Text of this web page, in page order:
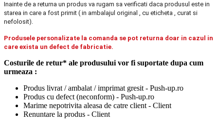
Inainte de a returna un produs va rugam sa verificati daca produsul este in
starea in care a fost primit ( in ambalajul original , cu eticheta , curat si
nefolosit).
Produsele personalizate la comanda se pot returna doar in cazul in
care exista un defect de fabricatie.
Costurile de retur* ale produsului vor fi suportate dupa cum
urmeaza :
Produs livrat / ambalat / imprimat gresit - Push-up.ro
Produs cu defect (neconform) - Push-up.ro
Marime nepotrivita aleasa de catre client - Client
Renuntare la produs - Client